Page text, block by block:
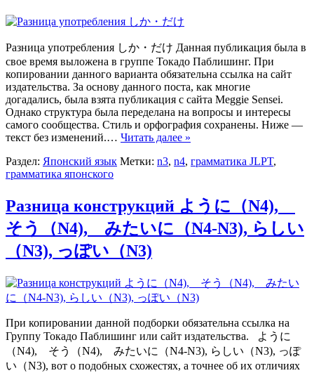
Разница употребления しか・だけ Данная публикация была в
свое время выложена в группе Токадо Паблишинг. При
копировании данного варианта обязательна ссылка на сайт
издательства. За основу данного поста, как многие
догадались, была взята публикация c сайта Meggie Sensei.
Однако структура была переделана на вопросы и интересы
самого сообщества. Стиль и орфография сохранены. Ниже —
текст без изменений.… Читать далее »
Раздел: Японский язык Метки: n3, n4, грамматика JLPT,
грамматика японского
Разница конструкций ように（N4),
そう（N4), みたいに（N4-N3), らしい
（N3), っぽい（N3)
При копировании данной подборки обязательна ссылка на
Группу Токадо Паблишинг или сайт издательства. ように
（N4), そう（N4), みたいに（N4-N3), らしい（N3), っぽ
い（N3), вот о подобных схожестях, а точнее об их отличиях